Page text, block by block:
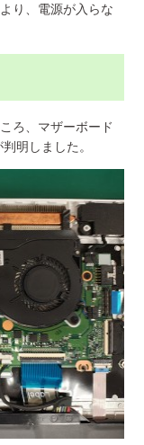
り、電源が入らな
ろ、マザーボード
明しました。